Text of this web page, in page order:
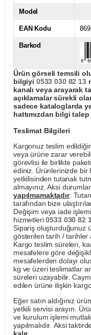
Model
EAN Kodu
Barkod
Ürün görseli temsili
bilgiyi 0533 030 82 13
kanalı veya arayarak
açıklamalar sürekli
sadece kataloglarda
hattımızdan bilgi
Teslimat Bilgileri
Kargonuz teslim
veya ürüne zarar
görevlisi ile birlikte
ediniz. Ürünlerinizde
yetkilisinden tutanak
almayınız. Aksi
yapılmamaktadır.
tarafından bize
Değişim veya iade
hizmetleri0533 030 82
Sipariş oluşturduğunuz
gösterilen tarih / tarihler
Kargo teslim süreleri,
mesafelere göre
mesafelerden dolayı
kg ve üzeri teslimatlar
süreleri uzayabilir.
edilen ürüne ilişkin
Eğer satın aldığınız
yetkili servisi arayın.
ve kurulum işlemi
yapılmalıdır. Aksi